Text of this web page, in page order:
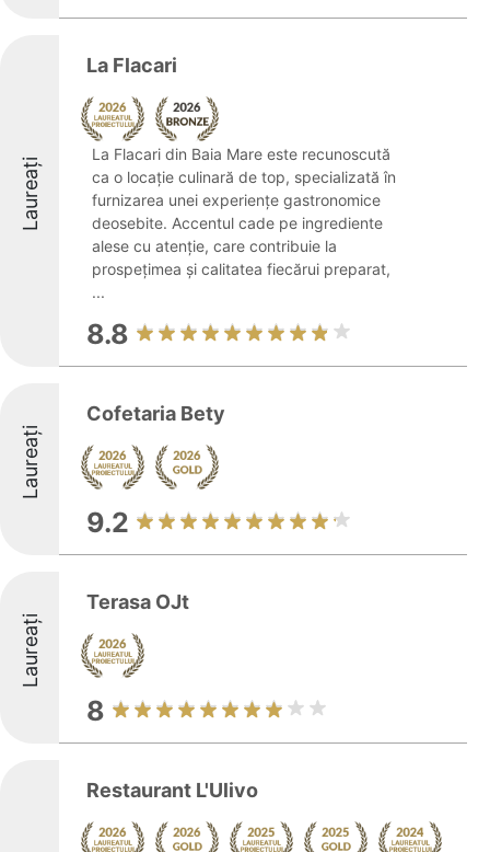
Laureați
La Flacari
La Flacari din Baia Mare este recunoscută
ca o locație culinară de top, specializată în
furnizarea unei experiențe gastronomice
deosebite. Accentul cade pe ingrediente
alese cu atenție, care contribuie la
prospețimea și calitatea fiecărui preparat,
...
8.8
Laureați
Cofetaria Bety
9.2
Laureați
Terasa OJt
8
Restaurant L'Ulivo